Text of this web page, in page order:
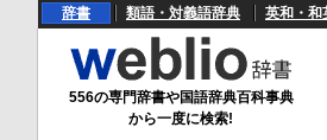
辞書 類語・対義語辞典 英和・和
556の専門辞書や国語辞典百科事典
から一度に検索!